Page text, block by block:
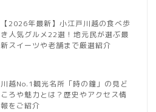
【2026年最新】小江戸川越の食べ歩
き人気グルメ22選！地元民が選ぶ最
新スイーツや老舗まで厳選紹介
川越No.1観光名所「時の鐘」の見ど
ころや魅力とは？歴史やアクセス情
報をご紹介